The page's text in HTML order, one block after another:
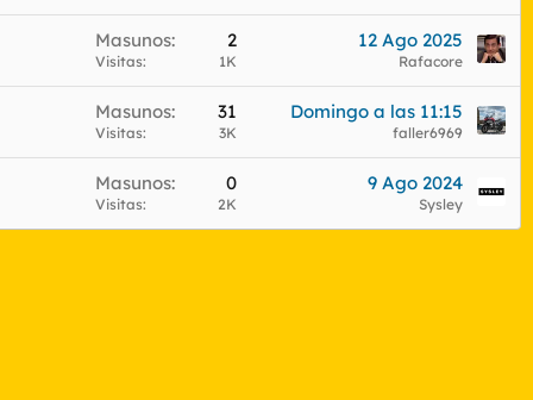
Masunos 2
Visitas 1K
12 Ago 2025
Rafacore
Masunos 31
Visitas 3K
Domingo a las 11:15
faller6969
Masunos 0
Visitas 2K
9 Ago 2024
Sysley